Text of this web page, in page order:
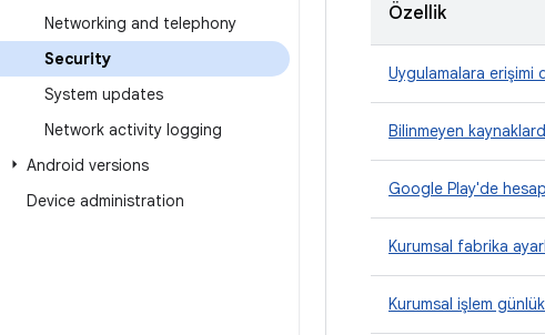
Networking and telephony
Security
System updates
Network activity logging
Android versions
Device administration
Özellik
Uygulamalara erişimi
Bilinmeyen
Google Play'de
Kurumsal fabrika
Kurumsal işlem